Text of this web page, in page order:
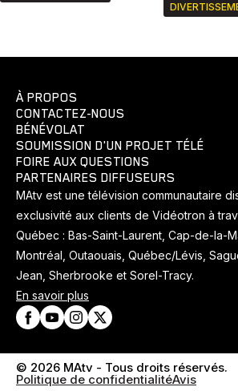
À PROPOS
CONTACTEZ-NOUS
BÉNÉVOLAT
SOUMISSION D'UN PROJET TÉLÉ
FOIRE AUX QUESTIONS
PARTENAIRES DIFFUSEURS
MAtv est une télévision communautaire
exclusivité aux clients de Vidéotron à
Québec : Bas-Saint-Laurent, Cap-de-la-
Montréal, Outaouais, Québec/Lévis,
Jean, Sherbrooke et Sorel-Tracy.
En savoir plus
© 2026 MAtv - Tous droits réservés.
Politique de confidentialitéAvis